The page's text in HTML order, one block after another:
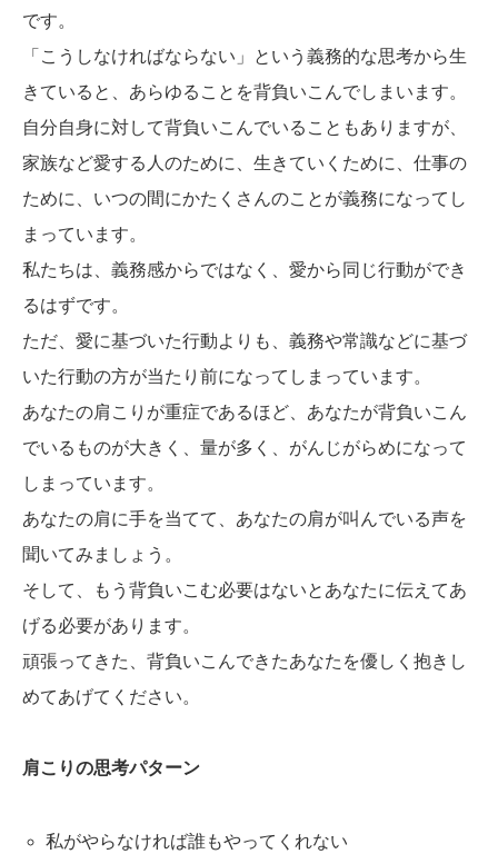
です。
「こうしなければならない」という義務的な思考から生
きていると、あらゆることを背負いこんでしまいます。
自分自身に対して背負いこんでいることもありますが、
家族など愛する人のために、生きていくために、仕事の
ために、いつの間にかたくさんのことが義務になってし
まっています。
私たちは、義務感からではなく、愛から同じ行動ができ
るはずです。
ただ、愛に基づいた行動よりも、義務や常識などに基づ
いた行動の方が当たり前になってしまっています。
あなたの肩こりが重症であるほど、あなたが背負いこん
でいるものが大きく、量が多く、がんじがらめになって
しまっています。
あなたの肩に手を当てて、あなたの肩が叫んでいる声を
聞いてみましょう。
そして、もう背負いこむ必要はないとあなたに伝えてあ
げる必要があります。
頑張ってきた、背負いこんできたあなたを優しく抱きし
めてあげてください。
肩こりの思考パターン
私がやらなければ誰もやってくれない